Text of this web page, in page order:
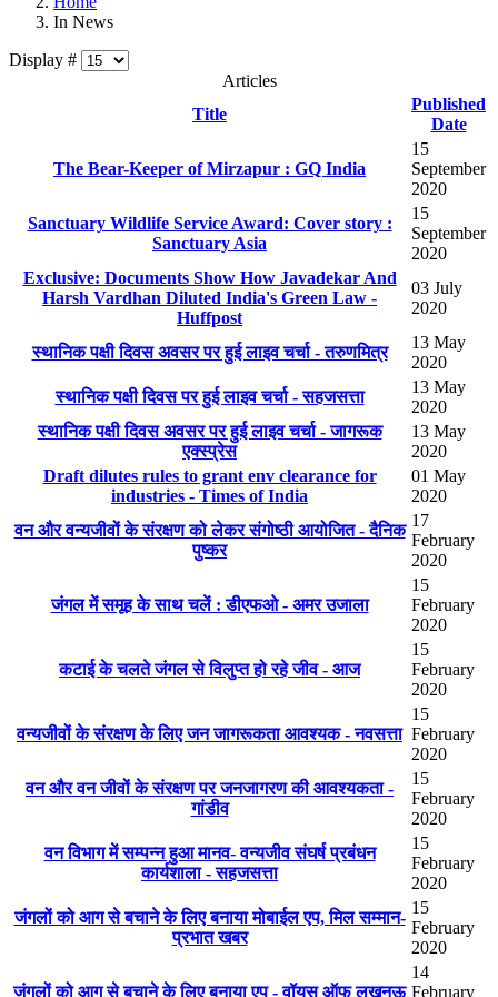
In News
Display #
Articles
Title
Published
Date
The Bear-Keeper of Mirzapur : GQ India
15
September
2020
Sanctuary Wildlife Service Award: Cover story :
Sanctuary Asia
15
September
2020
Exclusive: Documents Show How Javadekar And
Harsh Vardhan Diluted India's Green Law -
Huffpost
03 July
2020
स्थानिक पक्षी दिवस अवसर पर हुई लाइव चर्चा - तरुणमित्र
13 May
2020
स्थानिक पक्षी दिवस पर हुई लाइव चर्चा - सहजसत्ता
13 May
2020
स्थानिक पक्षी दिवस अवसर पर हुई लाइव चर्चा - जागरूक
एक्स्प्रेस
13 May
2020
Draft dilutes rules to grant env clearance for
industries - Times of India
01 May
2020
वन और वन्यजीवों के संरक्षण को लेकर संगोष्ठी आयोजित - दैनिक
पुष्कर
17
February
2020
जंगल में समूह के साथ चलें : डीएफओ - अमर उजाला
15
February
2020
कटाई के चलते जंगल से विलुप्त हो रहे जीव - आज
15
February
2020
वन्यजीवों के संरक्षण के लिए जन जागरूकता आवश्यक - नवसत्ता
15
February
2020
वन और वन जीवों के संरक्षण पर जनजागरण की आवश्यकता -
गांडीव
15
February
2020
वन विभाग में सम्पन्न हुआ मानव- वन्यजीव संघर्ष प्रबंधन
कार्यशाला - सहजसत्ता
15
February
2020
जंगलों को आग से बचाने के लिए बनाया मोबाईल एप, मिल सम्मान-
प्रभात खबर
15
February
2020
जंगलों को आग से बचाने के लिए बनाया एप - वॉयस ऑफ लखनऊ
14
February